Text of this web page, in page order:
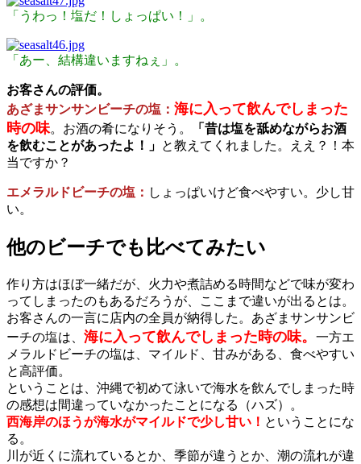
「うわっ！塩だ！しょっぱい！」。
「あー、結構違いますねぇ」。
お客さんの評価。
あざまサンサンビーチの塩： 海に入って飲んでしまった
時の味。お酒の肴になりそう。
「昔は塩を舐めながらお酒
を飲むことがあったよ！」 と教えてくれました。ええ？！本
当ですか？
エメラルドビーチの塩： しょっぱいけど食べやすい。少し甘
い。
他のビーチでも比べてみたい
作り方はほぼ一緒だが、火力や煮詰める時間などで味が変わ
ってしまったのもあるだろうが、ここまで違いが出るとは。
お客さんの一言に店内の全員が納得した。あざまサンサンビ
ーチの塩は、 海に入って飲んでしまった時の味。 一方エ
メラルドビーチの塩は、マイルド、甘みがある、食べやすい
と高評価。
ということは、沖縄で初めて泳いで海水を飲んでしまった時
の感想は間違っていなかったことになる（ハズ）。
西海岸のほうが海水がマイルドで少し甘い！ ということにな
る。
川が近くに流れているとか、季節が違うとか、潮の流れが違